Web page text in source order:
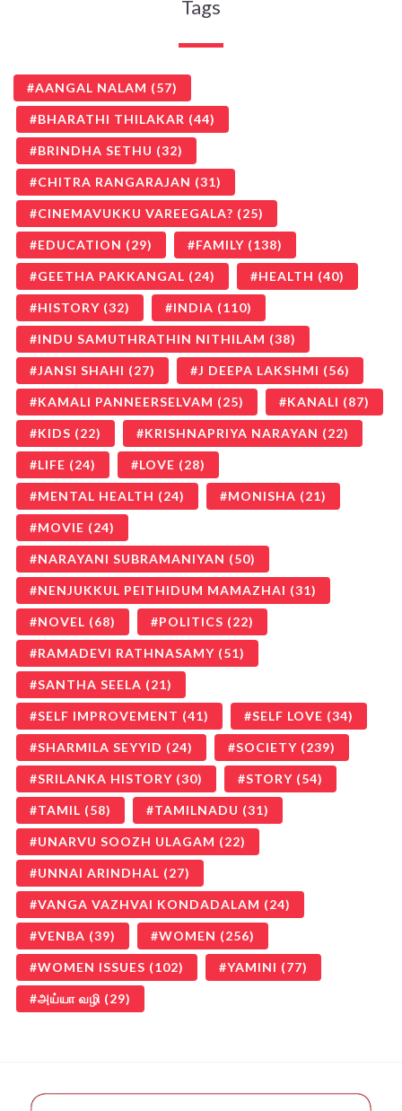
Tags
AANGAL NALAM (57)
BHARATHI THILAKAR (44)
BRINDHA SETHU (32)
CHITRA RANGARAJAN (31)
CINEMAVUKKU VAREEGALA? (25)
EDUCATION (29) FAMILY (138)
GEETHA PAKKANGAL (24) HEALTH (40)
HISTORY (32) INDIA (110)
INDU SAMUTHRATHIN NITHILAM (38)
JANSI SHAHI (27) J DEEPA LAKSHMI (56)
KAMALI PANNEERSELVAM (25) KANALI (87)
KIDS (22) KRISHNAPRIYA NARAYAN (22)
LIFE (24) LOVE (28)
MENTAL HEALTH (24) MONISHA (21)
MOVIE (24)
NARAYANI SUBRAMANIYAN (50)
NENJUKKUL PEITHIDUM MAMAZHAI (31)
NOVEL (68) POLITICS (22)
RAMADEVI RATHNASAMY (51)
SANTHA SEELA (21)
SELF IMPROVEMENT (41) SELF LOVE (34)
SHARMILA SEYYID (24) SOCIETY (239)
SRILANKA HISTORY (30) STORY (54)
TAMIL (58) TAMILNADU (31)
UNARVU SOOZH ULAGAM (22)
UNNAI ARINDHAL (27)
VANGA VAZHVAI KONDADALAM (24)
VENBA (39) WOMEN (256)
WOMEN ISSUES (102) YAMINI (77)
அய்யா வழி (29)